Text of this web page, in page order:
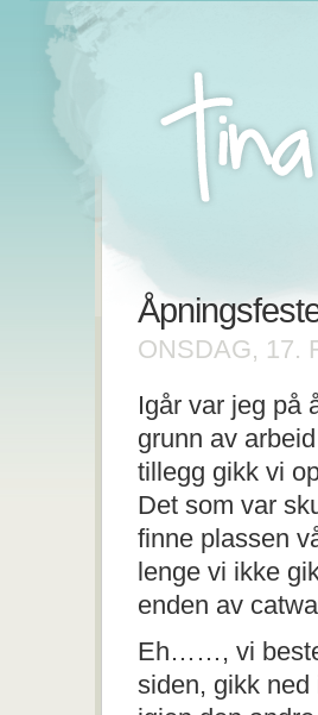
ONSDAG, 17.
Igår var jeg på
grunn av
tillegg gikk vi
Det som var
finne plassen
lenge vi ikke
enden av
Eh……, vi
siden, gikk